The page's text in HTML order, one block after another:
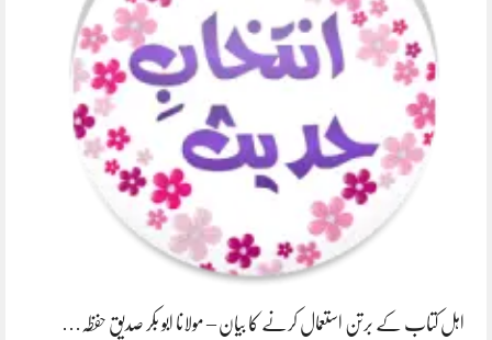
اہل کتاب کے برتن استعمال کرنے کا بیان – مولانا ابو بکر صدیق حفظہ…